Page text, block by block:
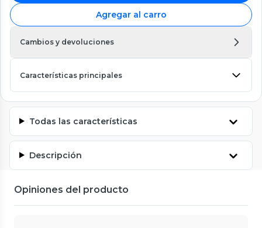
Agregar al carro
Cambios y devoluciones
Características principales
Todas las características
Descripción
Opiniones del producto